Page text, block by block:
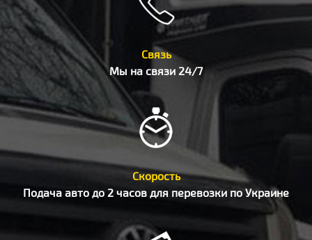
Связь
Мы на связи 24/7
Скорость
Подача авто до 2 часов для перевозки по Украине